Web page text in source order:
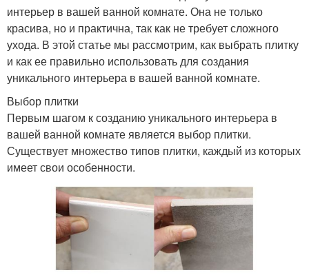
интерьер в вашей ванной комнате. Она не только
красива, но и практична, так как не требует сложного
ухода. В этой статье мы рассмотрим, как выбрать плитку
и как ее правильно использовать для создания
уникального интерьера в вашей ванной комнате.
Выбор плитки
Первым шагом к созданию уникального интерьера в
вашей ванной комнате является выбор плитки.
Существует множество типов плитки, каждый из которых
имеет свои особенности.